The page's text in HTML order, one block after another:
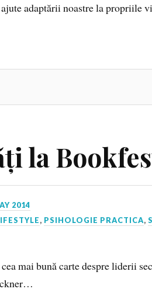
adaptării noastre la propriile
la
2014
, PSIHOLOGIE PRACTICA,
mai bună carte despre liderii